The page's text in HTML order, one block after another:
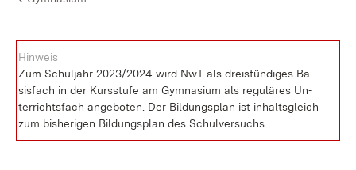
Hin­weis
Zum Schul­jahr 2023/2024 wird NwT als drei­stün­di­ges Ba­
sis­fach in der Kurs­stu­fe am Gym­na­si­um als re­gu­lä­res Un­
ter­richts­fach an­ge­bo­ten. Der Bil­dungs­plan ist in­halts­gleich
zum bis­he­ri­gen Bil­dungs­plan des Schul­ver­suchs.